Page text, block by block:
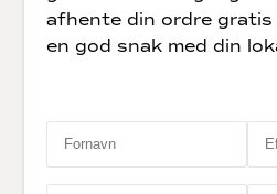
afhente din ordre
en god snak med din